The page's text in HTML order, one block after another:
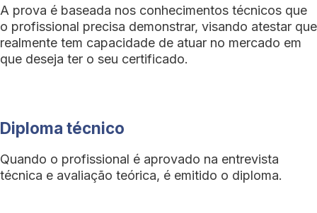
A prova é baseada nos conhecimentos técnicos que
o profissional precisa demonstrar, visando atestar que
realmente tem capacidade de atuar no mercado em
que deseja ter o seu certificado.
Diploma técnico
Quando o profissional é aprovado na entrevista
técnica e avaliação teórica, é emitido o diploma.